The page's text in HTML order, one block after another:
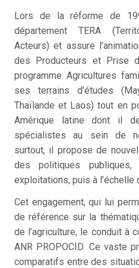
Lors de la réforme de
département TERA
Acteurs) et assure
des Producteurs et Prise
programme Agricultures
ses terrains d’études
Thaïlande et Laos) tout en
Amérique latine dont il
spécialistes au sein de
surtout, il propose de
des politiques publiques,
exploitations, puis à l’échelle
Cet engagement, qui lui
de référence sur la
de l’agriculture, le conduit à
ANR PROPOCID. Ce vaste
comparatifs entre des